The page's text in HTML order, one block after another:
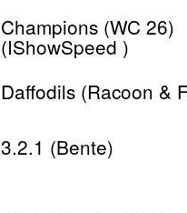
Champions (WC 26)
(IShowSpeed )
Daffodils (Racoon &
3.2.1 (Bente)